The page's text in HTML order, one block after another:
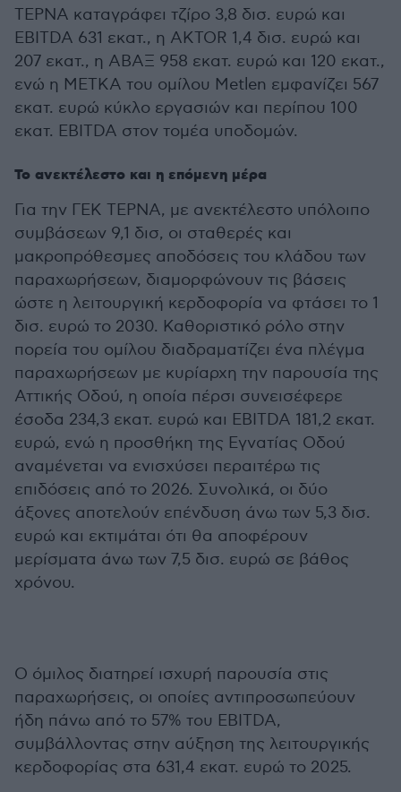
ΤΕΡΝΑ καταγράφει τζίρο 3,8 δισ. ευρώ και
EBITDA 631 εκατ., η AKTOR 1,4 δισ. ευρώ και
207 εκατ., η ΑΒΑΞ 958 εκατ. ευρώ και 120 εκατ.,
ενώ η ΜΕΤΚΑ του ομίλου Metlen εμφανίζει 567
εκατ. ευρώ κύκλο εργασιών και περίπου 100
εκατ. EBITDA στον τομέα υποδομών.
Το ανεκτέλεστο και η επόμενη μέρα
Για την ΓΕΚ ΤΕΡΝΑ, με ανεκτέλεστο υπόλοιπο
συμβάσεων 9,1 δισ, οι σταθερές και
μακροπρόθεσμες αποδόσεις του κλάδου των
παραχωρήσεων, διαμορφώνουν τις βάσεις
ώστε η λειτουργική κερδοφορία να φτάσει το 1
δισ. ευρώ το 2030. Καθοριστικό ρόλο στην
πορεία του ομίλου διαδραματίζει ένα πλέγμα
παραχωρήσεων με κυρίαρχη την παρουσία της
Αττικής Οδού, η οποία πέρσι συνεισέφερε
έσοδα 234,3 εκατ. ευρώ και EBITDA 181,2 εκατ.
ευρώ, ενώ η προσθήκη της Εγνατίας Οδού
αναμένεται να ενισχύσει περαιτέρω τις
επιδόσεις από το 2026. Συνολικά, οι δύο
άξονες αποτελούν επένδυση άνω των 5,3 δισ.
ευρώ και εκτιμάται ότι θα αποφέρουν
μερίσματα άνω των 7,5 δισ. ευρώ σε βάθος
χρόνου.
Ο όμιλος διατηρεί ισχυρή παρουσία στις
παραχωρήσεις, οι οποίες αντιπροσωπεύουν
ήδη πάνω από το 57% του EBITDA,
συμβάλλοντας στην αύξηση της λειτουργικής
κερδοφορίας στα 631,4 εκατ. ευρώ το 2025.